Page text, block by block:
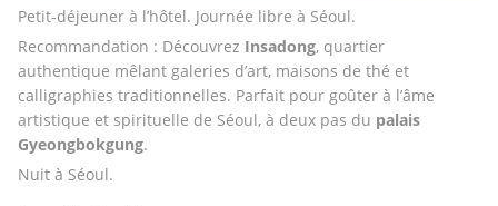
Petit-déjeuner à l’hôtel. Journée libre à Séoul.
Recommandation : Découvrez Insadong, quartier
authentique mêlant galeries d’art, maisons de thé et
calligraphies traditionnelles. Parfait pour goûter à l’âme
artistique et spirituelle de Séoul, à deux pas du palais
Gyeongbokgung.
Nuit à Séoul.